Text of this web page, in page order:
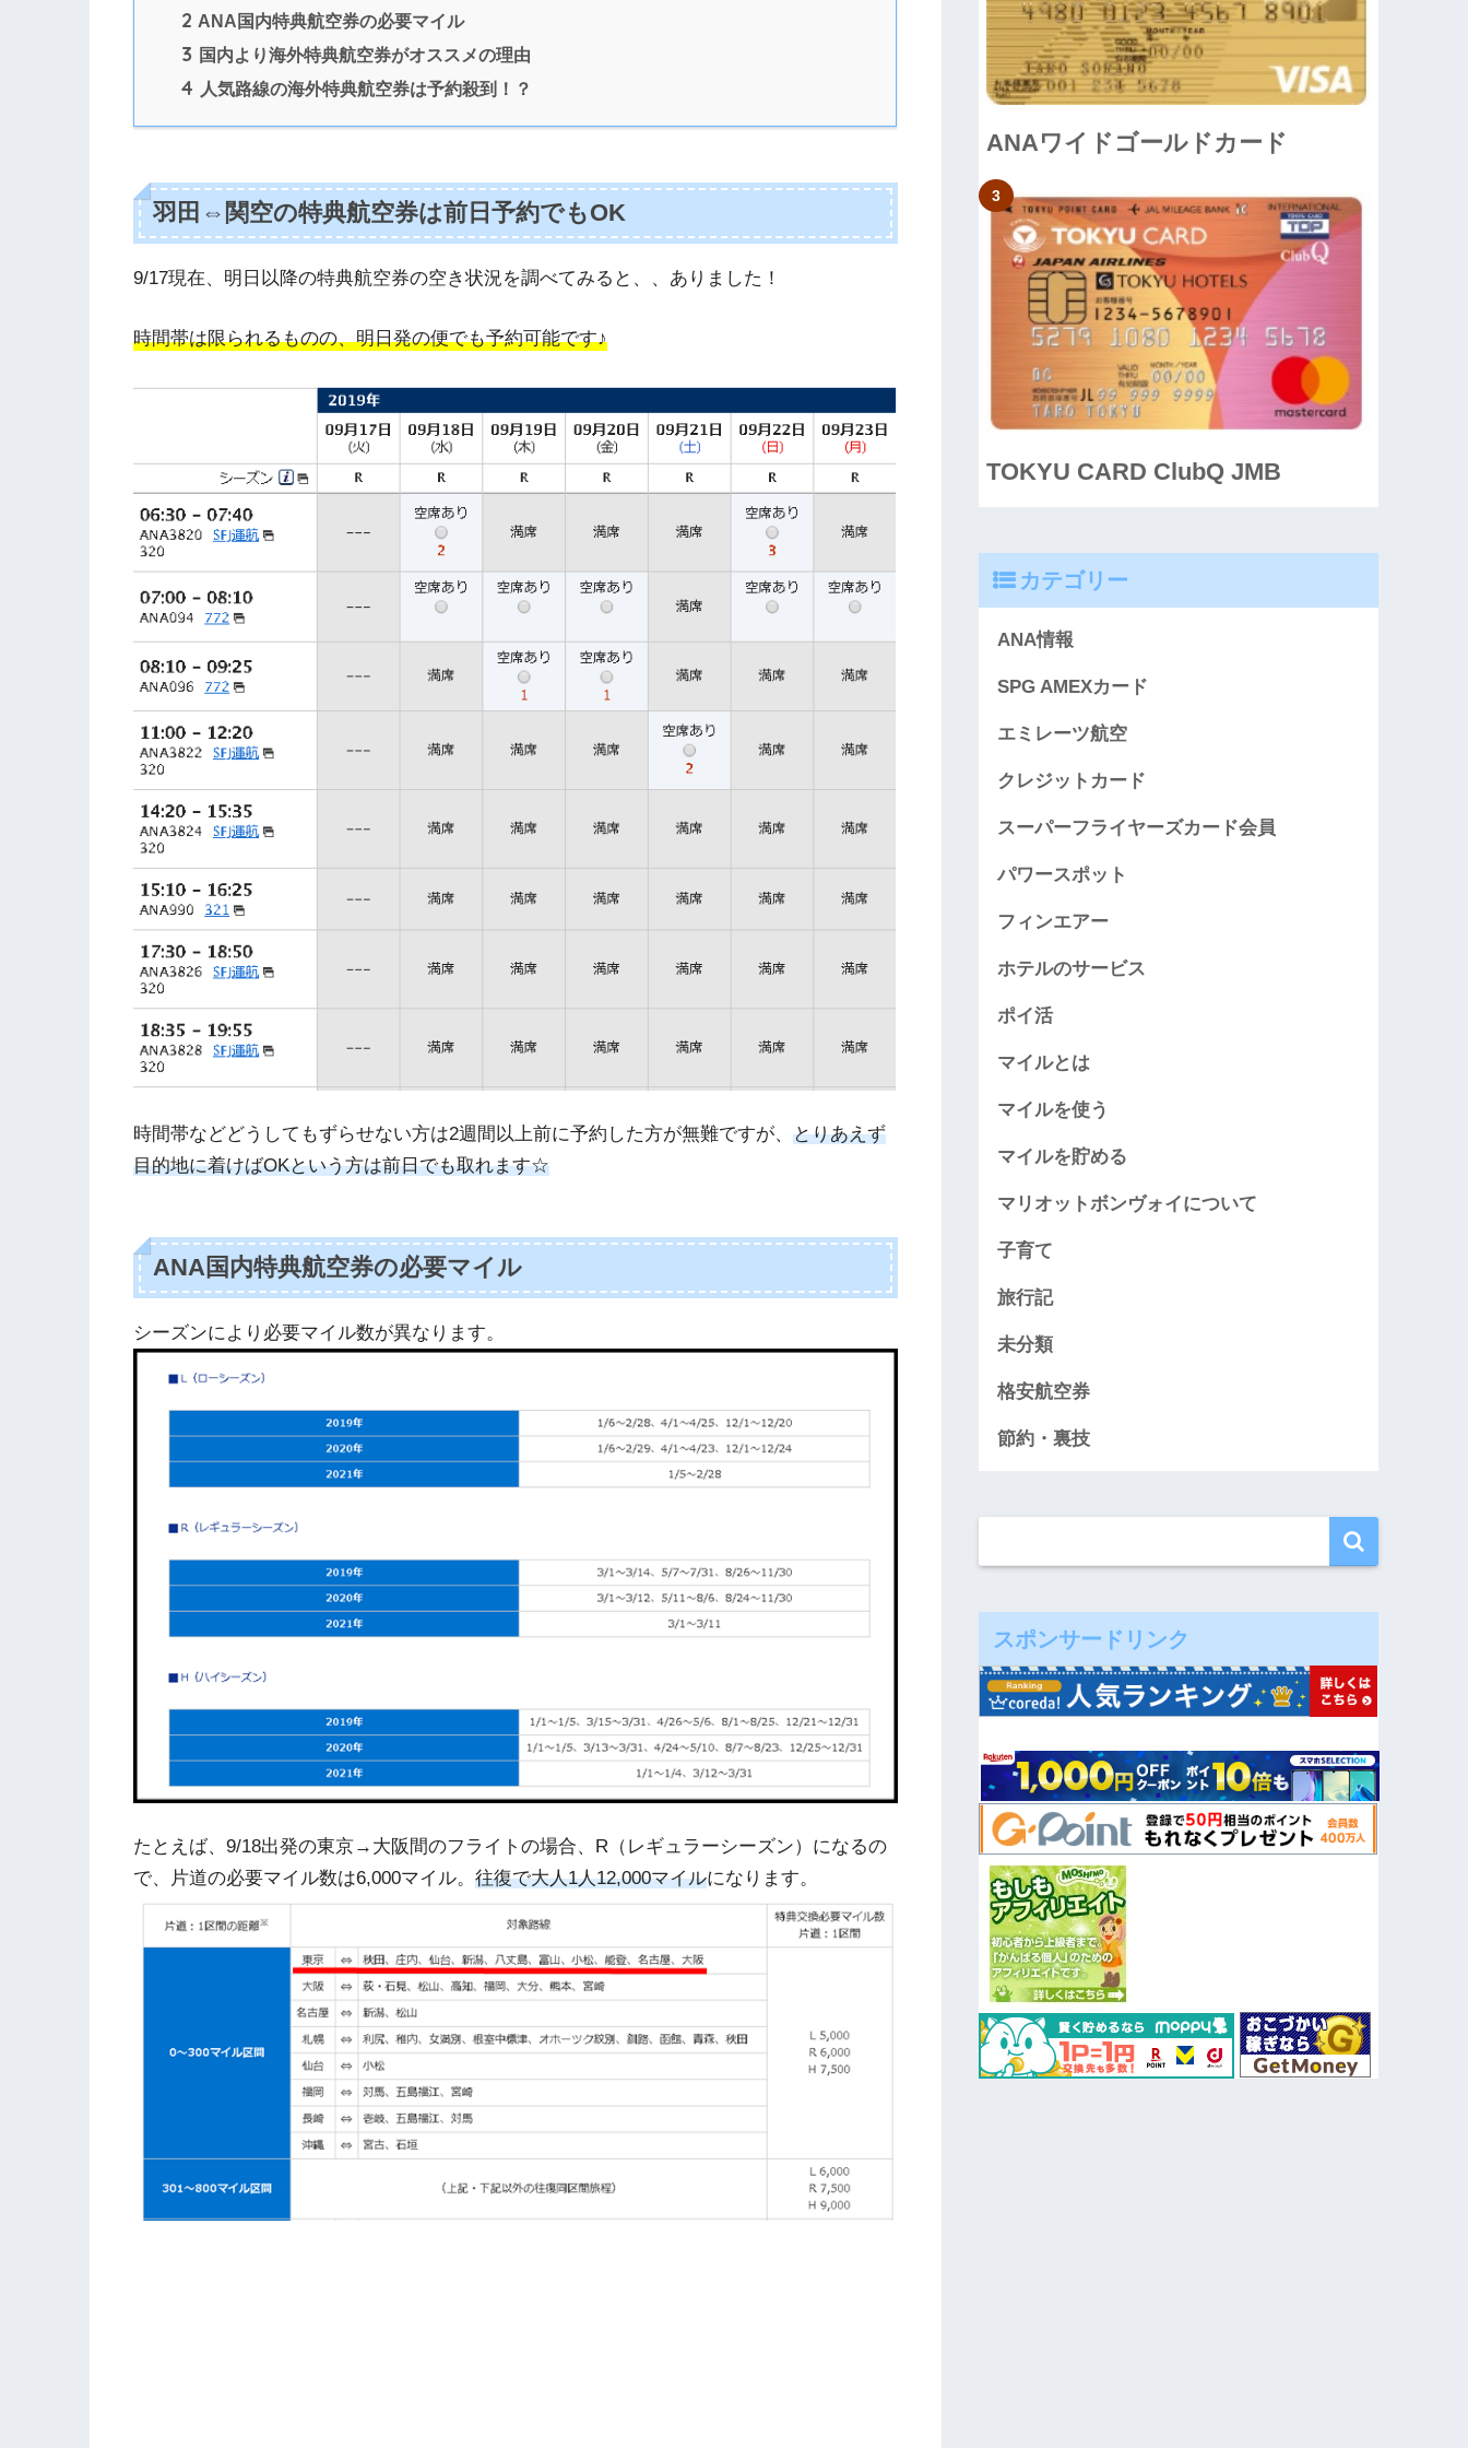
2 ANA国内特典航空券の必要マイル
3 国内より海外特典航空券がオススメの理由
4 人気路線の海外特典航空券は予約殺到！？
羽田⇔関空の特典航空券は前日予約でもOK
9/17現在、明日以降の特典航空券の空き状況を調べてみると、、ありました！
時間帯は限られるものの、明日発の便でも予約可能です♪
時間帯などどうしてもずらせない方は2週間以上前に予約した方が無難ですが、 とりあえず
目的地に着けばOKという方は前日でも取れます☆
ANA国内特典航空券の必要マイル
シーズンにより必要マイル数が異なります。
たとえば、9/18出発の東京→大阪間のフライトの場合、R（レギュラーシーズン）になるの
で、片道の必要マイル数は6,000マイル。 往復で大人1人12,000マイルになります。
ANAワイドゴールドカード
TOKYU CARD ClubQ JMB
カテゴリー
ANA情報
SPG AMEXカード
エミレーツ航空
クレジットカード
スーパーフライヤーズカード会員
パワースポット
フィンエアー
ホテルのサービス
ポイ活
マイルとは
マイルを使う
マイルを貯める
マリオットボンヴォイについて
子育て
旅行記
未分類
格安航空券
節約・裏技
スポンサードリンク